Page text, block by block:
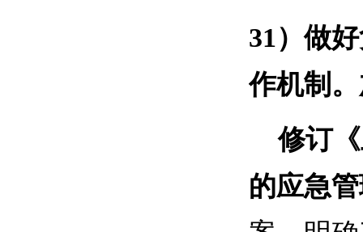
31）做
作机制
修订
的应急